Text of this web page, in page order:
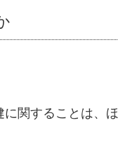
に関することは、